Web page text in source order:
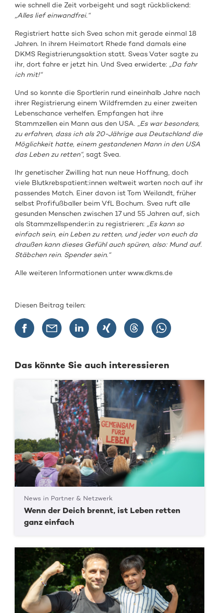
wie schnell die Zeit vorbeigeht und sagt rückblickend:
„Alles lief einwandfrei.“
Registriert hatte sich Svea schon mit gerade einmal 18
Jahren. In ihrem Heimatort Rhede fand damals eine
DKMS Registrierungsaktion statt. Sveas Vater sagte zu
ihr, dort fahre er jetzt hin. Und Svea erwiderte: „Da fahr
ich mit!“
Und so konnte die Sportlerin rund eineinhalb Jahre nach
ihrer Registrierung einem Wildfremden zu einer zweiten
Lebenschance verhelfen. Empfangen hat ihre
Stammzellen ein Mann aus den USA. „Es war besonders,
zu erfahren, dass ich als 20-Jährige aus Deutschland die
Möglichkeit hatte, einem gestandenen Mann in den USA
das Leben zu retten“, sagt Svea.
Ihr genetischer Zwilling hat nun neue Hoffnung, doch
viele Blutkrebspatient:innen weltweit warten noch auf ihr
passendes Match. Einer davon ist Tom Weilandt, früher
selbst Profifußballer beim VfL Bochum. Svea ruft alle
gesunden Menschen zwischen 17 und 55 Jahren auf, sich
als Stammzellspender:in zu registrieren: „Es kann so
einfach sein, ein Leben zu retten, und jeder von euch da
draußen kann dieses Gefühl auch spüren, also: Mund auf.
Stäbchen rein. Spender sein.“
Alle weiteren Informationen unter www.dkms.de
Diesen Beitrag teilen:
Das könnte Sie auch interessieren
News in Partner & Netzwerk
Wenn der Deich brennt, ist Leben retten
ganz einfach